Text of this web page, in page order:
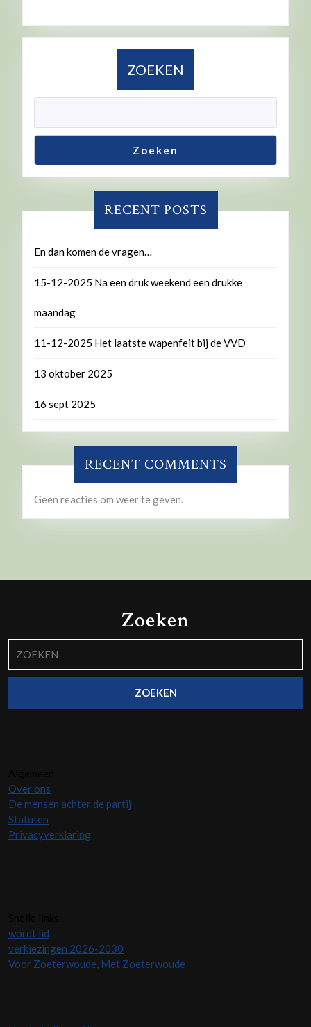
ZOEKEN
Zoeken
RECENT POSTS
En dan komen de vragen…
15-12-2025 Na een druk weekend een drukke
maandag
11-12-2025 Het laatste wapenfeit bij de VVD
13 oktober 2025
16 sept 2025
RECENT COMMENTS
Geen reacties om weer te geven.
Zoeken
naar:
Over ons
De mensen achter de partij
Statuten
Privacyverklaring
wordt lid
verkiezingen 2026-2030
Voor Zoeterwoude, Met Zoeterwoude